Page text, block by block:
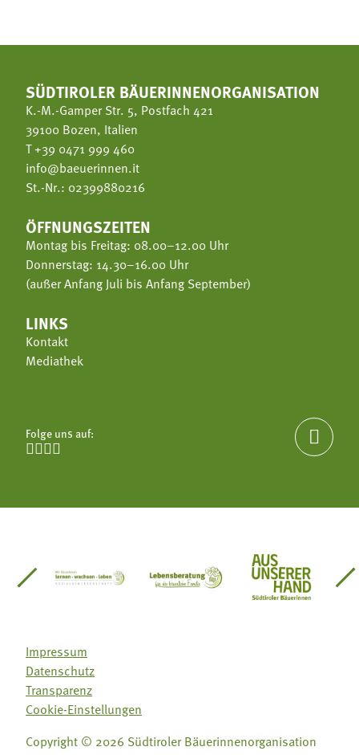
SÜDTIROLER BÄUERINNENORGANISATION
K.-M.-Gamper Str. 5, Postfach 421
39100 Bozen, Italien
T+39 0471 999 460
info@baeuerinnen.it
St.-Nr.: 02399880216
ÖFFNUNGSZEITEN
Montag bis Freitag: 08.00–12.00 Uhr
Donnerstag: 14.30–16.00 Uhr
(außer Anfang Juli bis Anfang September)
LINKS
Kontakt
Mediathek
Folge uns auf:


Südtirol
Gärtnervereinigung
Sozialgenossenschaft Mit Bäuerinnen lernen -
Lebensberatung für dieAus unserer
Impressum
Datenschutz
Transparenz
Cookie-Einstellungen
Copyright © 2026 Südtiroler Bäuerinnenorganisation